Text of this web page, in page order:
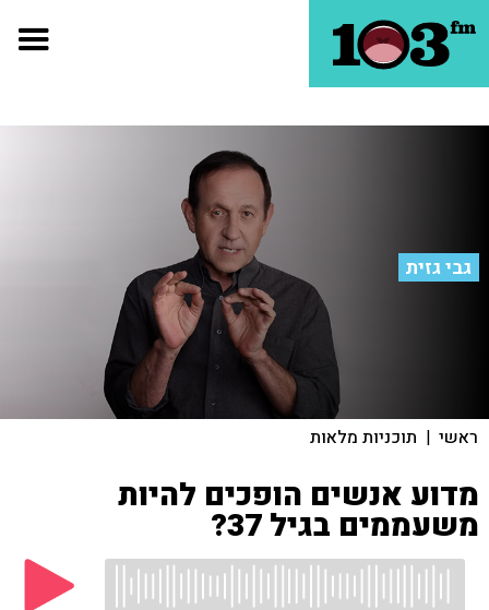
גבי גזית
ראשי | תוכניות מלאות
מדוע אנשים הופכים להיות
משעממים בגיל 37?